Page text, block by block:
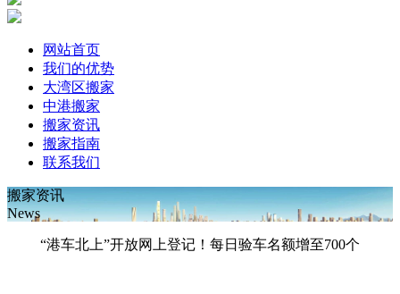
网站首页
我们的优势
大湾区搬家
中港搬家
搬家资讯
搬家指南
联系我们
搬家资讯
News
“港车北上”开放网上登记！每日验车名额增至700个